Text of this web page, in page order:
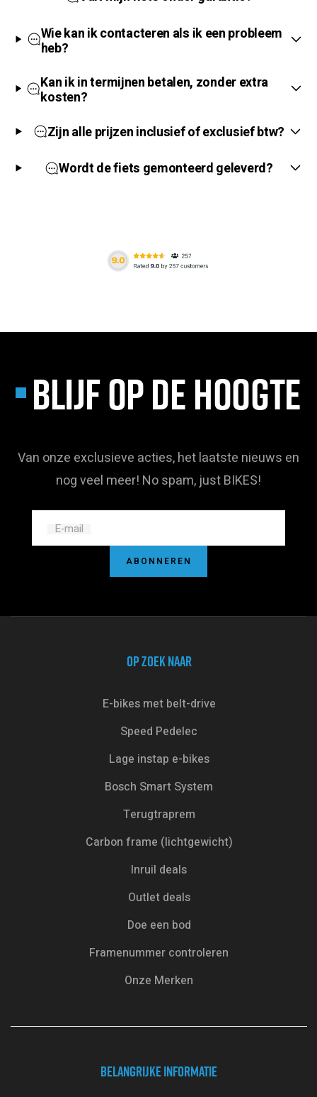
Wie kan ik contacteren als ik een probleem
heb?
Kan ik in termijnen betalen, zonder extra
kosten?
Zijn alle prijzen inclusief of exclusief btw?
Wordt de fiets gemonteerd geleverd?
BLIJF OP DE HOOGTE
Van onze exclusieve acties, het laatste nieuws en
nog veel meer! No spam, just BIKES!
E‑mail
ABONNEREN
OP ZOEK NAAR
E-bikes met belt-drive
Speed Pedelec
Lage instap e-bikes
Bosch Smart System
Terugtraprem
Carbon frame (lichtgewicht)
Inruil deals
Outlet deals
Doe een bod
Framenummer controleren
Onze Merken
BELANGRIJKE INFORMATIE